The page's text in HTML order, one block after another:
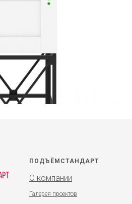
ПОДЪЁМСТАНДАРТ
О компании
Галерея проектов